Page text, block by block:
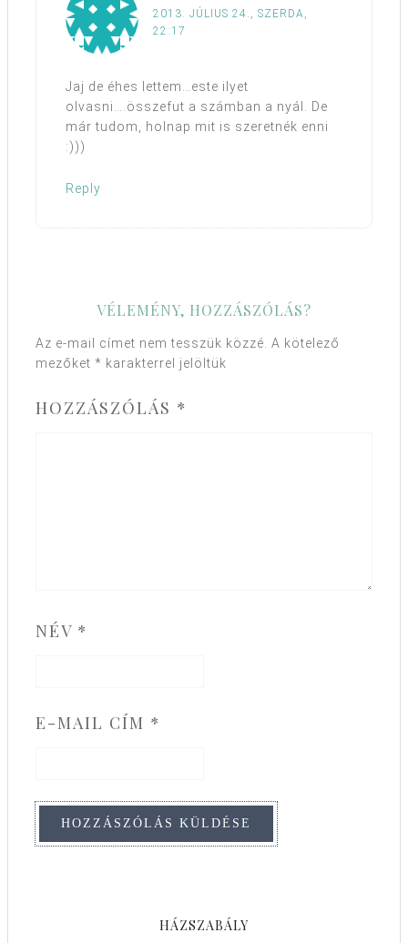
2013. JÚLIUS 24., SZERDA,
22:17
Jaj de éhes lettem…este ilyet
olvasni….összefut a számban a nyál. De
már tudom, holnap mit is szeretnék enni
:)))
Reply
VÉLEMÉNY, HOZZÁSZÓLÁS?
Az e-mail címet nem tesszük közzé. A kötelező
mezőket * karakterrel jelöltük
HOZZÁSZÓLÁS *
NÉV *
E-MAIL CÍM *
HÁZSZABÁLY